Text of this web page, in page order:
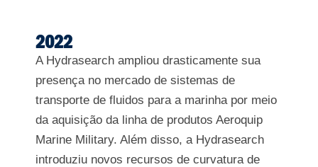
2022
A Hydrasearch ampliou drasticamente sua
presença no mercado de sistemas de
transporte de fluidos para a marinha por meio
da aquisição da linha de produtos Aeroquip
Marine Military. Além disso, a Hydrasearch
introduziu novos recursos de curvatura de